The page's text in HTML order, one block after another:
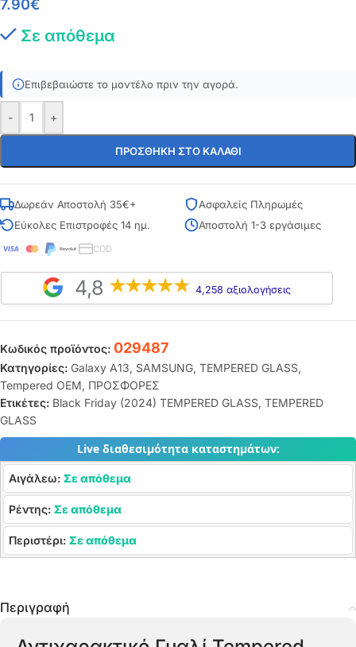
7.90€
Σε απόθεμα
Επιβεβαιώστε το μοντέλο πριν την αγορά.
- +
ΠΡΟΣΘΉΚΗ ΣΤΟ ΚΑΛΆΘΙ
Δωρεάν Αποστολή 35€+
Ασφαλείς Πληρωμές
Εύκολες Επιστροφές 14 ημ.
Αποστολή 1-3 εργάσιμες
COD
4,8 4,258 αξιολογήσεις
Κωδικός προϊόντος: 029487
Κατηγορίες: Galaxy A13, SAMSUNG, TEMPERED GLASS,
Tempered OEM, ΠΡΟΣΦΟΡΕΣ
Ετικέτες: Black Friday (2024) TEMPERED GLASS, TEMPERED
GLASS
Live διαθεσιμότητα καταστημάτων:
Αιγάλεω: Σε απόθεμα
Ρέντης: Σε απόθεμα
Περιστέρι: Σε απόθεμα
Περιγραφή